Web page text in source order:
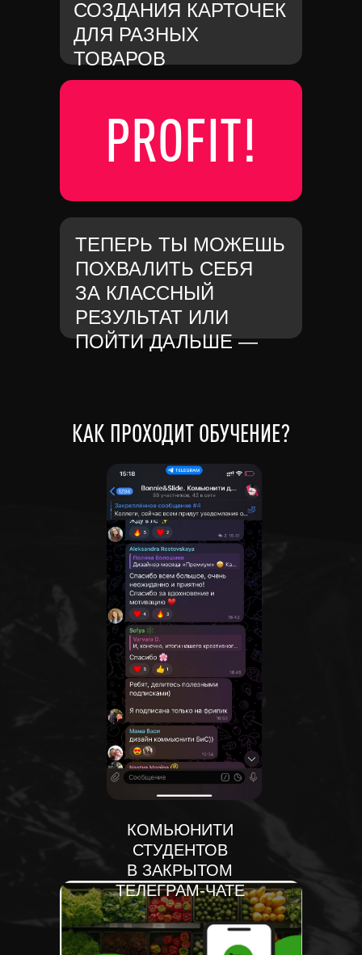
СОЗДАНИЯ КАРТОЧЕК
ДЛЯ РАЗНЫХ
ТОВАРОВ
PROFIT!
ТЕПЕРЬ ТЫ МОЖЕШЬ
ПОХВАЛИТЬ СЕБЯ
ЗА КЛАССНЫЙ
РЕЗУЛЬТАТ ИЛИ
ПОЙТИ ДАЛЬШЕ —
КАК ПРОХОДИТ ОБУЧЕНИЕ?
КОМЬЮНИТИ
СТУДЕНТОВ
В ЗАКРЫТОМ
ТЕЛЕГРАМ-ЧАТЕ